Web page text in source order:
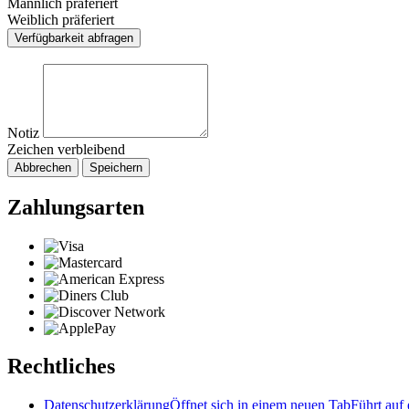
Weiblich präferiert
Verfügbarkeit abfragen
Notiz
Zeichen verbleibend
Abbrechen Speichern
Zahlungsarten
Rechtliches
DatenschutzerklärungÖffnet sich in einem neuen TabFührt auf